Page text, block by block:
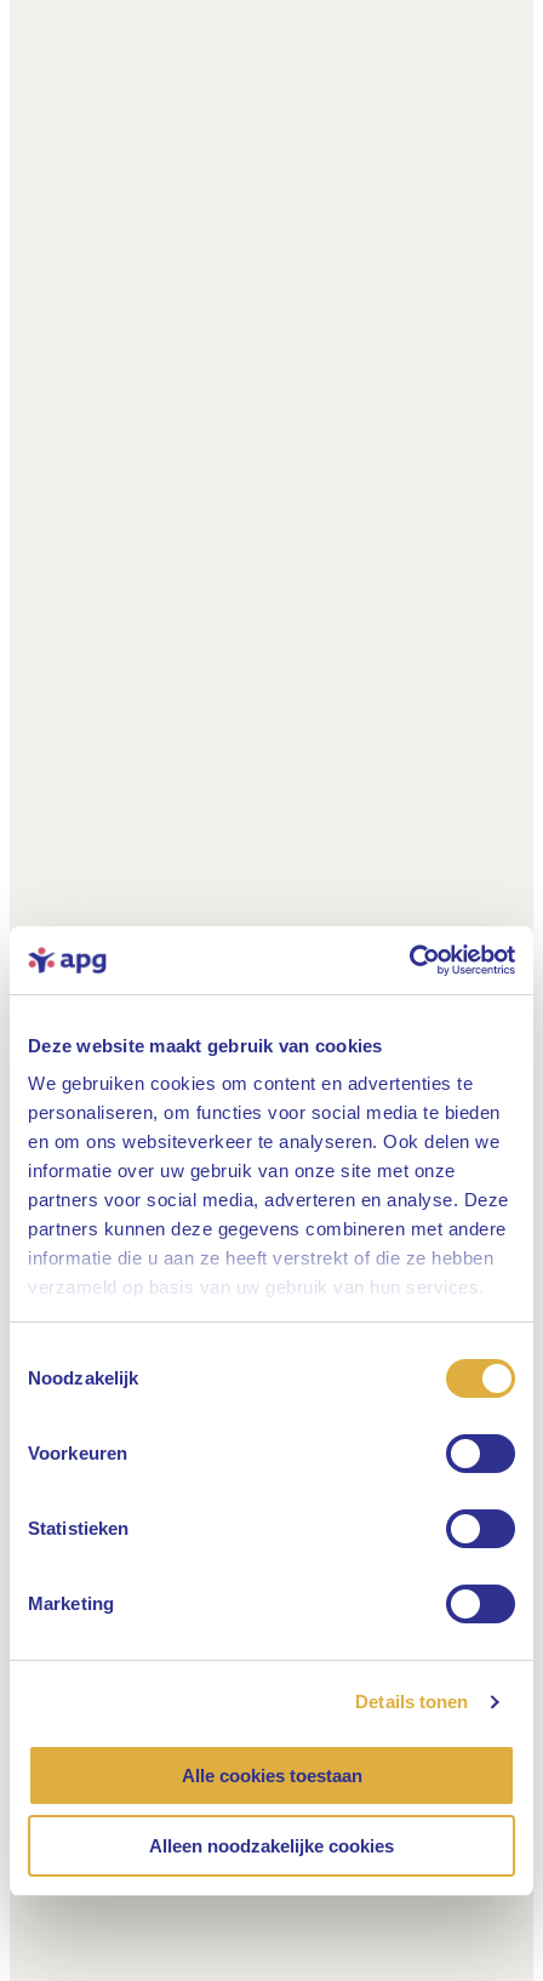
Deze website maakt gebruik van cookies
We gebruiken cookies om content en advertenties te
personaliseren, om functies voor social media te bieden
en om ons websiteverkeer te analyseren. Ook delen we
informatie over uw gebruik van onze site met onze
partners voor social media, adverteren en analyse. Deze
partners kunnen deze gegevens combineren met andere
informatie die u aan ze heeft verstrekt of die ze hebben
verzameld op basis van uw gebruik van hun services.
Noodzakelijk
Voorkeuren
Statistieken
Marketing
Details tonen
Alle cookies toestaan
Alleen noodzakelijke cookies
Sluiten